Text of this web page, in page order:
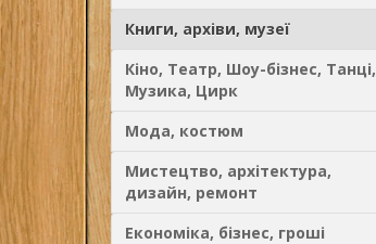
Книги, архіви, музеї
Кіно, Театр, Шоу-бізнес, Танці,
Музика, Цирк
Мода, костюм
Мистецтво, архітектура,
дизайн, ремонт
Економіка, бізнес, гроші